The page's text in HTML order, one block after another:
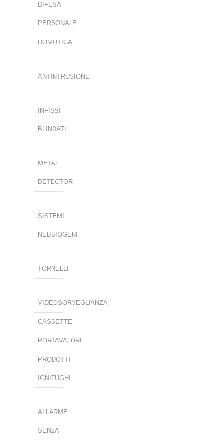
DIFESA
PERSONALE
DOMOTICA
ANTINTRUSIONE
INFISSI
BLINDATI
METAL
DETECTOR
SISTEMI
NEBBIOGENI
TORNELLI
VIDEOSORVEGLIANZA
CASSETTE
PORTAVALORI
PRODOTTI
IGNIFUGHI
ALLARME
SENZA